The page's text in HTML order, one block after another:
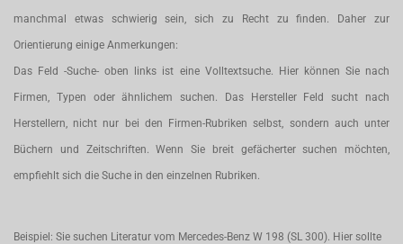
manchmal etwas schwierig sein, sich zu Recht zu finden. Daher zur
Orientierung einige Anmerkungen:
Das Feld -Suche- oben links ist eine Volltextsuche. Hier können Sie nach
Firmen, Typen oder ähnlichem suchen. Das Hersteller Feld sucht nach
Herstellern, nicht nur bei den Firmen-Rubriken selbst, sondern auch unter
Büchern und Zeitschriften. Wenn Sie breit gefächerter suchen möchten,
empfiehlt sich die Suche in den einzelnen Rubriken.
Beispiel: Sie suchen Literatur vom Mercedes-Benz W 198 (SL 300). Hier sollte